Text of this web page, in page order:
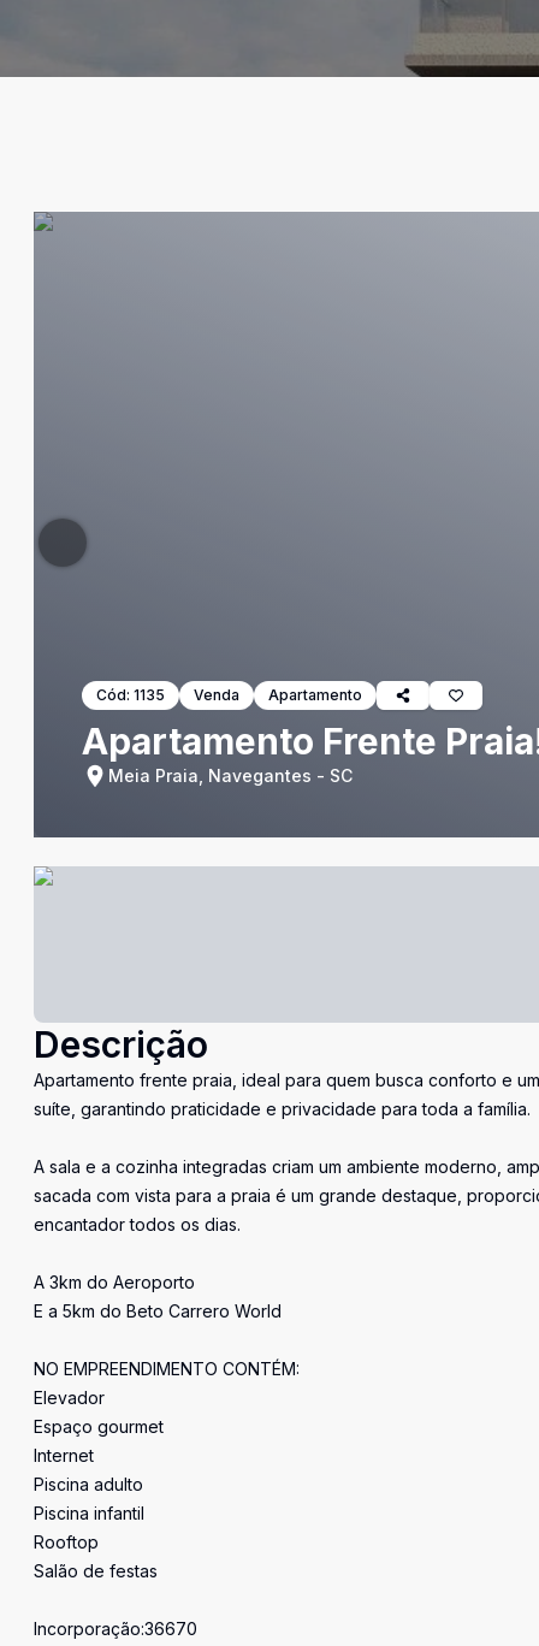
Cód: 1135 Venda Apartamento
Apartamento Frente
Meia Praia, Navegantes - SC
Descrição
Apartamento frente praia, ideal para quem busca conforto e
suíte, garantindo praticidade e privacidade para toda a família.
A sala e a cozinha integradas criam um ambiente moderno,
sacada com vista para a praia é um grande destaque,
encantador todos os dias.
A 3km do Aeroporto
E a 5km do Beto Carrero World
NO EMPREENDIMENTO CONTÉM:
Elevador
Espaço gourmet
Internet
Piscina adulto
Piscina infantil
Rooftop
Salão de festas
Incorporação:36670